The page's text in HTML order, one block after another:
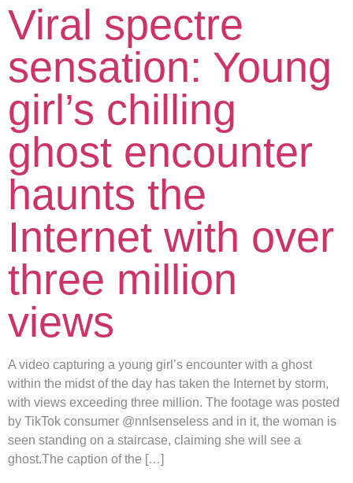
Viral spectre
sensation: Young
girl’s chilling
ghost encounter
haunts the
Internet with over
three million
views
A video capturing a young girl’s encounter with a ghost
within the midst of the day has taken the Internet by storm,
with views exceeding three million. The footage was posted
by TikTok consumer @nnlsenseless and in it, the woman is
seen standing on a staircase, claiming she will see a
ghost.The caption of the […]